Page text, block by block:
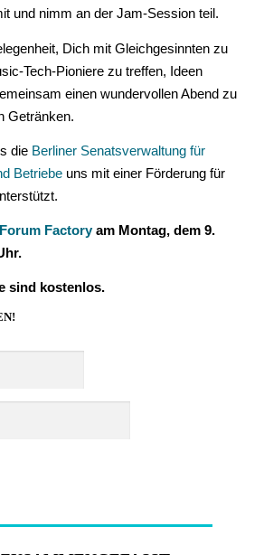
und nimm an der Jam-Session teil.
Dich mit Gleichgesinnten zu
Tech-Pioniere zu treffen, Ideen
einen wundervollen Abend zu
Getränken.
die Berliner Senatsverwaltung für
Betriebe uns mit einer Förderung für
Forum Factory am Montag, dem 9.
sind kostenlos.